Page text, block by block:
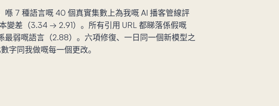
喺 7 種語言嘅 40 個真實集數上為我嘅 AI 播客管線評
變差（3.34 → 2.91）。所有引用 URL 都睇落係假嘅
最弱嘅語言（2.88）。六項修復、一日同一個新模型之
同我做嘅每一個更改。